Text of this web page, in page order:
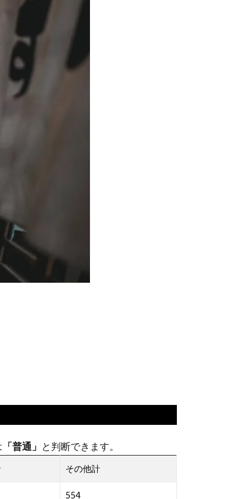
「普通」 と判断できます。
その他計
554